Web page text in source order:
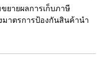
ขยายผลการเก็บภาษี
มาตรการป้องกันสินค้านำ